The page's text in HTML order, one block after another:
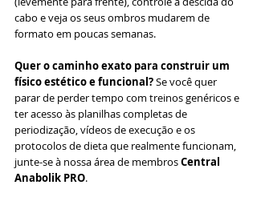
cabo e veja os seus ombros mudarem de
formato em poucas semanas.
Quer o caminho exato para construir um
físico estético e funcional? Se você quer
parar de perder tempo com treinos genéricos e
ter acesso às planilhas completas de
periodização, vídeos de execução e os
protocolos de dieta que realmente funcionam,
junte-se à nossa área de membros Central
Anabolik PRO.